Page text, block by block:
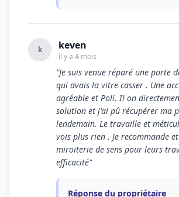
k keven
il y a 4 mois
"Je suis venue réparé une porte
qui avais la vitre casser . Une
agréable et Poli. Il on
solution et j'ai pû récupérer ma
lendemain. Le travaille et
vois plus rien . Je recommande
miroiterie de sens pour leurs
efficacité"
Réponse du propriétaire